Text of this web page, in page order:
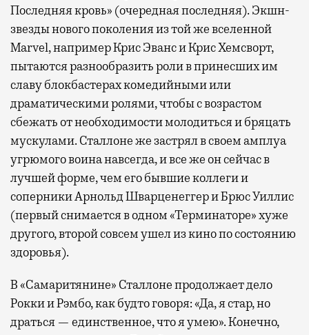
Последняя кровь» (очередная последняя). Экшн-
звезды нового поколения из той же вселенной
Marvel, например Крис Эванс и Крис Хемсворт,
пытаются разнообразить роли в принесших им
славу блокбастерах комедийными или
драматическими ролями, чтобы с возрастом
сбежать от необходимости молодиться и бряцать
мускулами. Сталлоне же застрял в своем амплуа
угрюмого воина навсегда, и все же он сейчас в
лучшей форме, чем его бывшие коллеги и
соперники Арнольд Шварценеггер и Брюс Уиллис
(первый снимается в одном «Терминаторе» хуже
другого, второй совсем ушел из кино по состоянию
здоровья).
В «Самаритянине» Сталлоне продолжает дело
Рокки и Рэмбо, как будто говоря: «Да, я стар, но
драться — единственное, что я умею». Конечно,